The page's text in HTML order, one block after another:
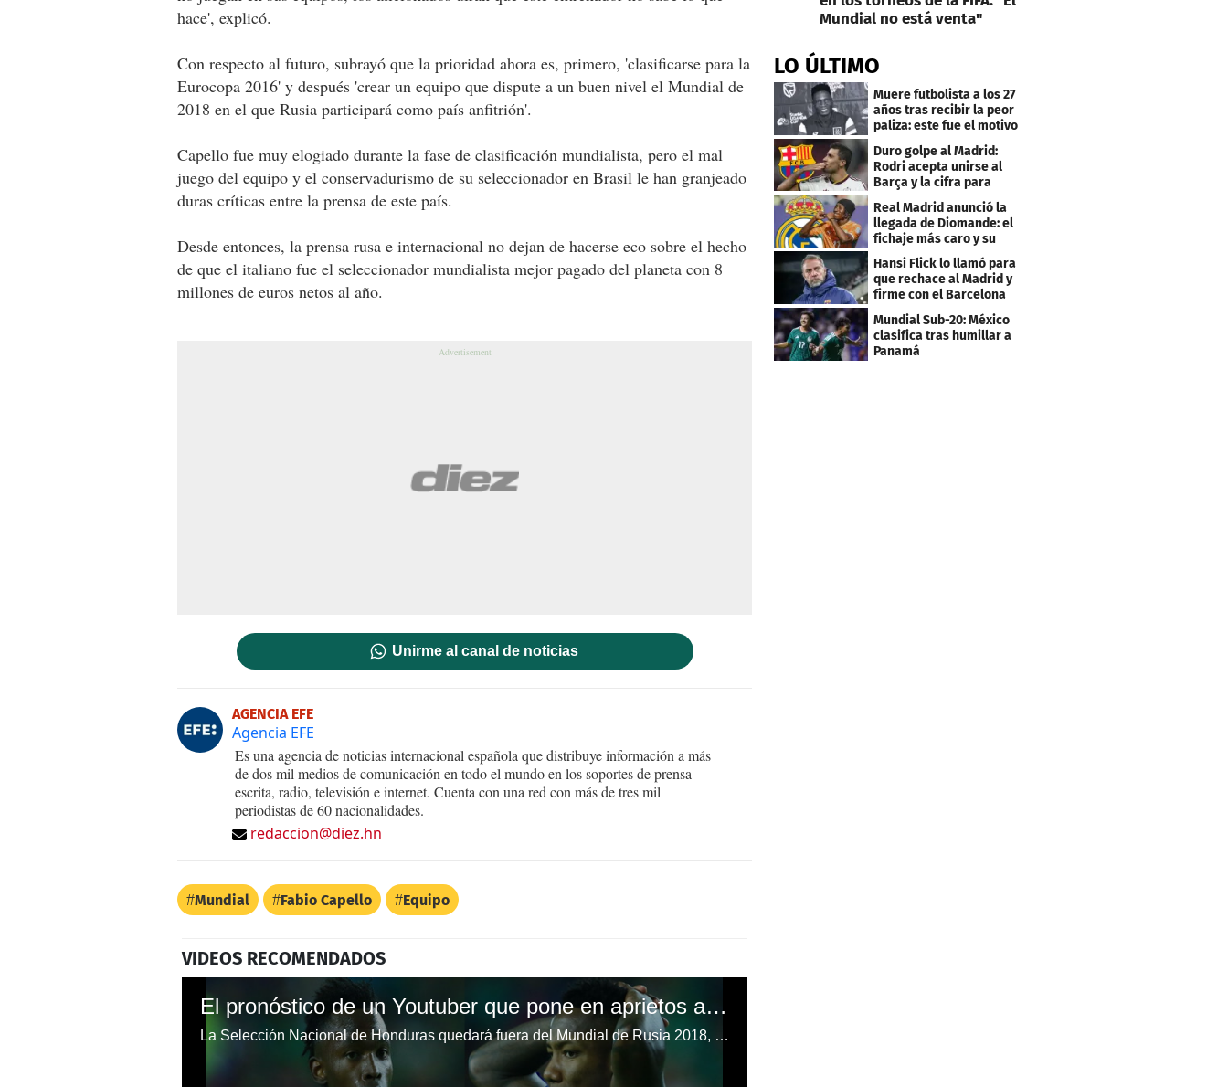
hace', explicó.
Con respecto al futuro, subrayó que la prioridad ahora es, primero, 'clasificarse para la
Eurocopa 2016' y después 'crear un equipo que dispute a un buen nivel el Mundial de
2018 en el que Rusia participará como país anfitrión'.
Capello fue muy elogiado durante la fase de clasificación mundialista, pero el mal
juego del equipo y el conservadurismo de su seleccionador en Brasil le han granjeado
duras críticas entre la prensa de este país.
Desde entonces, la prensa rusa e internacional no dejan de hacerse eco sobre el hecho
de que el italiano fue el seleccionador mundialista mejor pagado del planeta con 8
millones de euros netos al año.
Unirme al canal de noticias
AGENCIA EFE
Agencia EFE
Es una agencia de noticias internacional española que distribuye información a más
de dos mil medios de comunicación en todo el mundo en los soportes de prensa
escrita, radio, televisión e internet. Cuenta con una red con más de tres mil
periodistas de 60 nacionalidades.
redaccion@diez.hn
Mundial Fabio Capello Equipo
VIDEOS RECOMENDADOS
El pronóstico de un Youtuber que pone en aprietos a Honduras para el Mundial de Rusia 2018.
La Selección Nacional de Honduras quedará fuera del Mundial de Rusia 2018, según las predicciones de un Youtuber.
Mundial no está venta"
LO ÚLTIMO
Muere futbolista a los 27
años tras recibir la peor
paliza: este fue el motivo
Duro golpe al Madrid:
Rodri acepta unirse al
Barça y la cifra para
cerrar su fichaje
Real Madrid anunció la
llegada de Diomande: el
fichaje más caro y su
contrato
Hansi Flick lo llamó para
que rechace al Madrid y
firme con el Barcelona
Mundial Sub-20: México
clasifica tras humillar a
Panamá